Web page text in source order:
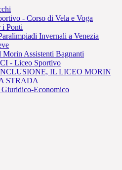
- Corso di Vela e Voga
i Ponti
Invernali a Venezia
Morin Assistenti Bagnanti
- Liceo Sportivo
IL LICEO MORIN
STRADA
Economico